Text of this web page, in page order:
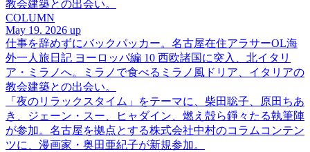
教会建築との出会い。
COLUMN
May 19. 2026 up
仕事を辞めずにバックパッカー。名古屋在住アラサーOL海
外一人旅日記 ヨーロッパ編 10 西欧諸国に突入、北イタリ
ア・ミラノへ。ミラノで食べるミラノ風ドリア、イタリアの
教会建築との出会い。
「夜のリラックスタイム」をテーマに、柴田聡子、原田ちあ
き、ジェーン・スー、ヒャダイン、燃え殻ら錚々たる執筆陣
が参加。名古屋を拠点とする株式会社中村のコラムコンテン
ツに、漫画家・奥田亜紀子が新規参加。